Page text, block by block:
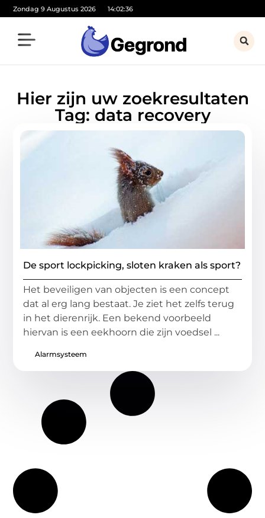
Zondag 9 Augustus 2026 14:02:36
Hier zijn uw zoekresultaten
Tag: data recovery
De sport lockpicking, sloten kraken als sport?
Het beveiligen van objecten is een concept
dat al erg lang bestaat. Je ziet het zelfs terug
in het dierenrijk. Een bekend voorbeeld
hiervan is een eekhoorn die zijn voedsel ...
Alarmsysteem